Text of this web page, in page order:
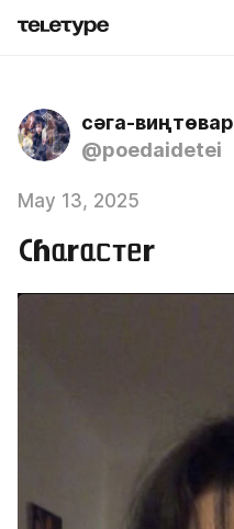
сәга-виңтөвар
@poedaidetei
May 13, 2025
𑀝ɦᥲrᥲᥴᴛᥱr